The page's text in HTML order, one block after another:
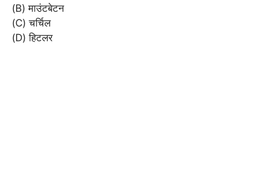
(B) माउंटबेटन
(C) चर्चिल
(D) हिटलर